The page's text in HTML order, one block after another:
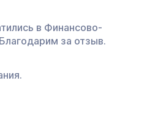
в Финансово-
за отзыв.